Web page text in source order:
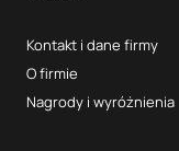
Kontakt i dane firmy
O firmie
Nagrody i wyróżnienia